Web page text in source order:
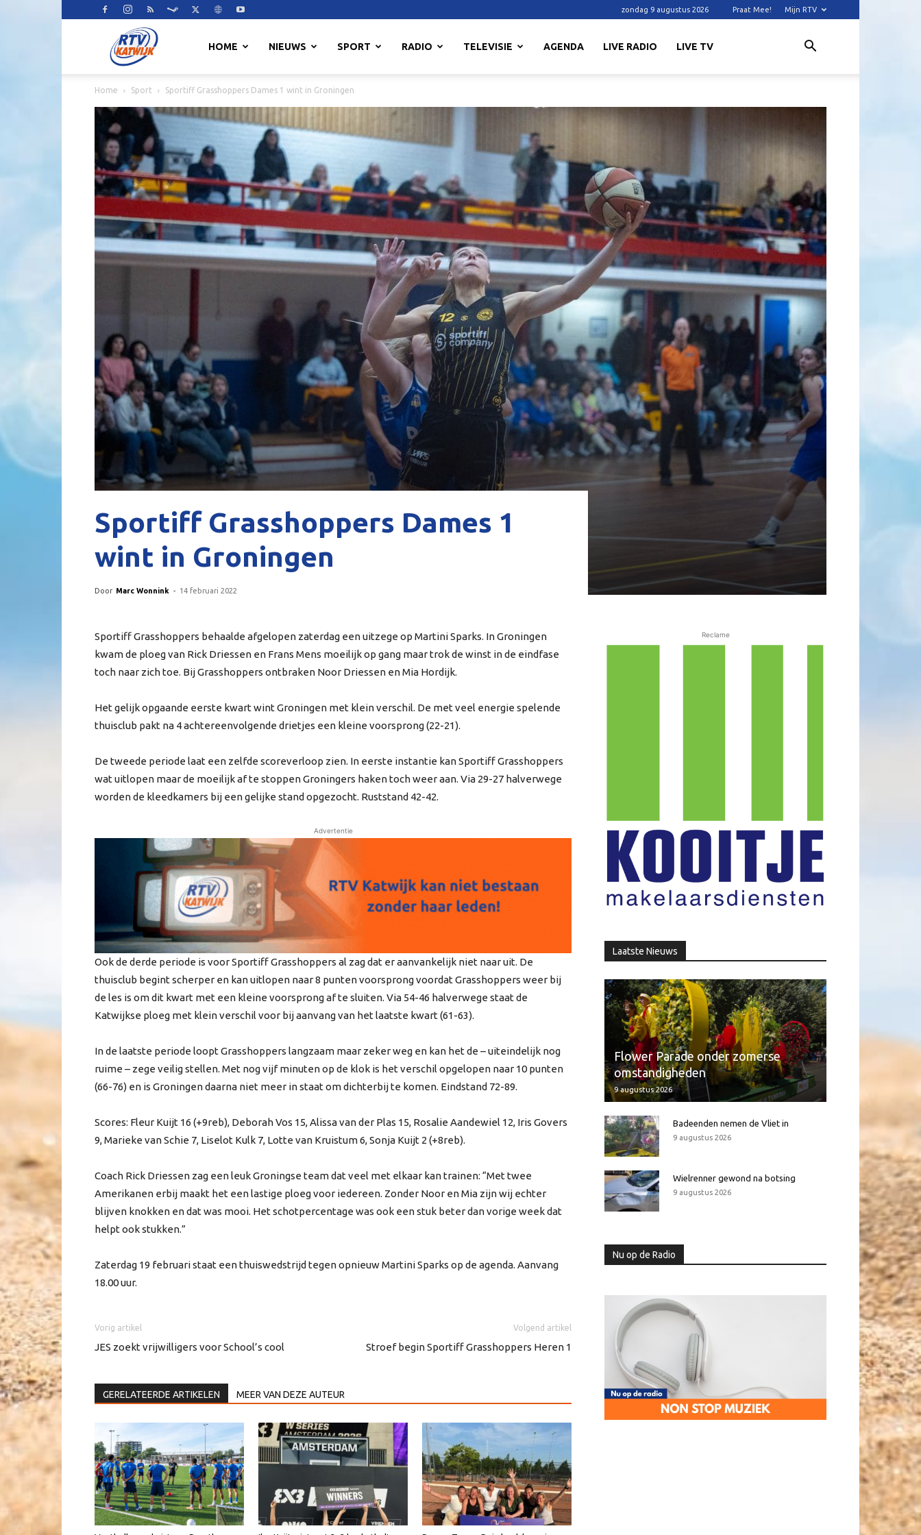
zondag 9 augustus 2026 Praat Mee! Mijn RTV
HOME NIEUWS SPORT RADIO TELEVISIE AGENDA LIVE RADIO LIVE TV
Home Sport Sportiff Grasshoppers Dames 1 wint in Groningen
Sportiff Grasshoppers Dames 1
wint in Groningen
Door Marc Wonnink - 14 februari 2022
Sportiff Grasshoppers behaalde afgelopen zaterdag een uitzege op Martini Sparks. In Groningen
kwam de ploeg van Rick Driessen en Frans Mens moeilijk op gang maar trok de winst in de eindfase
toch naar zich toe. Bij Grasshoppers ontbraken Noor Driessen en Mia Hordijk.
Het gelijk opgaande eerste kwart wint Groningen met klein verschil. De met veel energie spelende
thuisclub pakt na 4 achtereenvolgende drietjes een kleine voorsprong (22-21).
De tweede periode laat een zelfde scoreverloop zien. In eerste instantie kan Sportiff Grasshoppers
wat uitlopen maar de moeilijk af te stoppen Groningers haken toch weer aan. Via 29-27 halverwege
worden de kleedkamers bij een gelijke stand opgezocht. Ruststand 42-42.
Advertentie
Ook de derde periode is voor Sportiff Grasshoppers al zag dat er aanvankelijk niet naar uit. De
thuisclub begint scherper en kan uitlopen naar 8 punten voorsprong voordat Grasshoppers weer bij
de les is om dit kwart met een kleine voorsprong af te sluiten. Via 54-46 halverwege staat de
Katwijkse ploeg met klein verschil voor bij aanvang van het laatste kwart (61-63).
In de laatste periode loopt Grasshoppers langzaam maar zeker weg en kan het de – uiteindelijk nog
ruime – zege veilig stellen. Met nog vijf minuten op de klok is het verschil opgelopen naar 10 punten
(66-76) en is Groningen daarna niet meer in staat om dichterbij te komen. Eindstand 72-89.
Scores: Fleur Kuijt 16 (+9reb), Deborah Vos 15, Alissa van der Plas 15, Rosalie Aandewiel 12, Iris Govers
9, Marieke van Schie 7, Liselot Kulk 7, Lotte van Kruistum 6, Sonja Kuijt 2 (+8reb).
Coach Rick Driessen zag een leuk Groningse team dat veel met elkaar kan trainen: “Met twee
Amerikanen erbij maakt het een lastige ploeg voor iedereen. Zonder Noor en Mia zijn wij echter
blijven knokken en dat was mooi. Het schotpercentage was ook een stuk beter dan vorige week dat
helpt ook stukken.”
Zaterdag 19 februari staat een thuiswedstrijd tegen opnieuw Martini Sparks op de agenda. Aanvang
18.00 uur.
Vorig artikel
JES zoekt vrijwilligers voor School’s cool
Volgend artikel
Stroef begin Sportiff Grasshoppers Heren 1
GERELATEERDE ARTIKELEN MEER VAN DEZE AUTEUR
Reclame
Laatste Nieuws
Flower Parade onder zomerse
omstandigheden
9 augustus 2026
Badeenden nemen de Vliet in
9 augustus 2026
Wielrenner gewond na botsing
9 augustus 2026
Nu op de Radio